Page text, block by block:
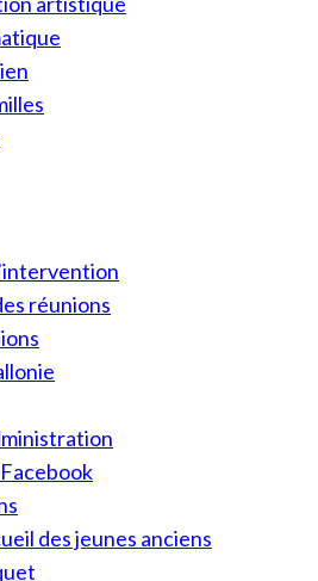
réunions
des jeunes anciens